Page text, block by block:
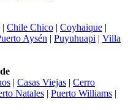
| Chile Chico | Coyhaique |
Aysén | Puyuhuapi | Villa
| Casas Viejas | Cerro
Natales | Puerto Williams |